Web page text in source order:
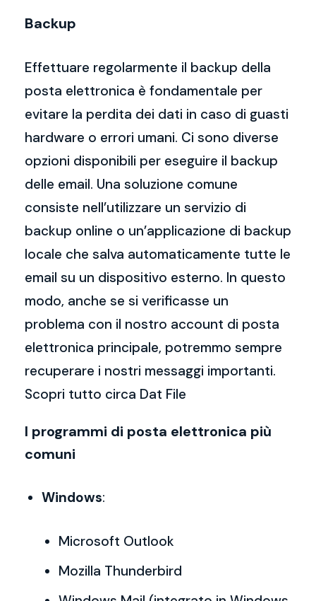
Backup
Effettuare regolarmente il backup della
posta elettronica è fondamentale per
evitare la perdita dei dati in caso di guasti
hardware o errori umani. Ci sono diverse
opzioni disponibili per eseguire il backup
delle email. Una soluzione comune
consiste nell’utilizzare un servizio di
backup online o un’applicazione di backup
locale che salva automaticamente tutte le
email su un dispositivo esterno. In questo
modo, anche se si verificasse un
problema con il nostro account di posta
elettronica principale, potremmo sempre
recuperare i nostri messaggi importanti.
Scopri tutto circa Dat File
I programmi di posta elettronica più
comuni
Windows:
Microsoft Outlook
Mozilla Thunderbird